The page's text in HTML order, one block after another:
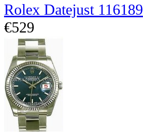
Rolex Datejust 116189
€529